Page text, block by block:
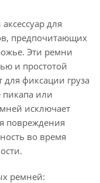
для
предпочитающих
Эти ремни
и простотой
фиксации груза
пикапа или
исключает
повреждения
во время
ремней: